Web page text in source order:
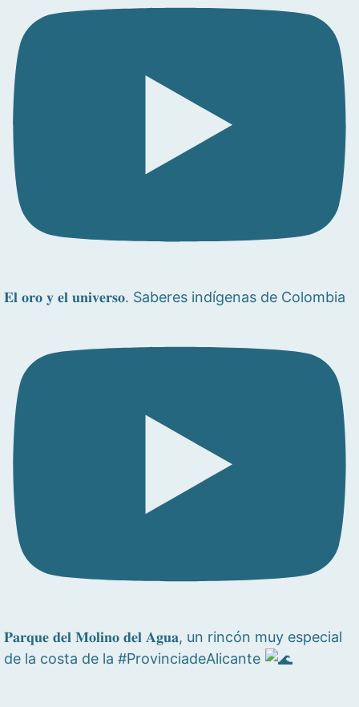
𝐄𝐥 𝐨𝐫𝐨 𝐲 𝐞𝐥 𝐮𝐧𝐢𝐯𝐞𝐫𝐬𝐨. Saberes indígenas de Colombia
𝐏𝐚𝐫𝐪𝐮𝐞 𝐝𝐞𝐥 𝐌𝐨𝐥𝐢𝐧𝐨 𝐝𝐞𝐥 𝐀𝐠𝐮𝐚, un rincón muy especial
de la costa de la #ProvinciadeAlicante